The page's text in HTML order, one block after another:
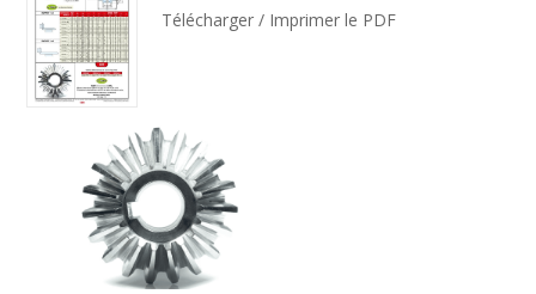
Télécharger / Imprimer le PDF